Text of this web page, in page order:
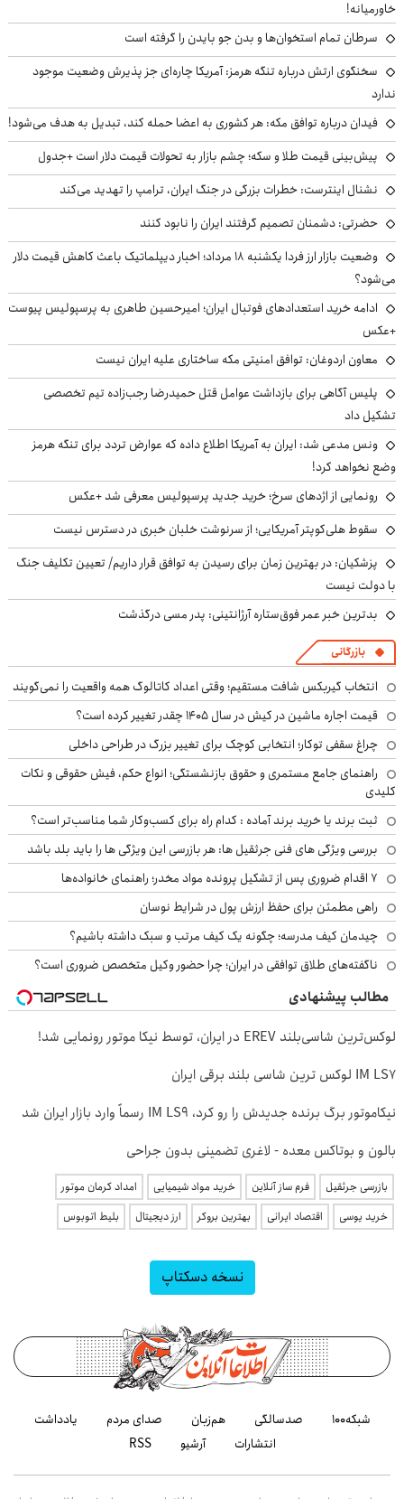
خاورمیانه!
سرطان تمام استخوان‌ها و بدن جو بایدن را گرفته است
سخنگوی ارتش درباره تنگه هرمز: آمریکا چاره‌ای جز پذیرش وضعیت موجود
ندارد
فیدان درباره توافق مکه: هر کشوری به اعضا حمله کند، تبدیل به هدف می‌شود!
پیش‌بینی قیمت طلا و سکه؛ چشم بازار به تحولات قیمت دلار است +جدول
نشنال اینترست: خطرات بزرگی در جنگ ایران، ترامپ را تهدید می‌کند
حضرتی: دشمنان تصمیم گرفتند ایران را نابود کنند
وضعیت بازار ارز فردا یکشنبه ۱۸ مرداد؛ اخبار دیپلماتیک باعث کاهش قیمت دلار
می‌شود؟
ادامه خرید استعدادهای فوتبال ایران؛ امیرحسین طاهری به پرسپولیس پیوست
+عکس
معاون اردوغان: توافق امنیتی مکه ساختاری علیه ایران نیست
پلیس آگاهی برای بازداشت عوامل قتل حمیدرضا رجب‌زاده تیم تخصصی
تشکیل داد
ونس مدعی شد: ایران به آمریکا اطلاع داده که عوارض تردد برای تنگه هرمز
وضع نخواهد کرد!
رونمایی از اژدهای سرخ؛ خرید جدید پرسپولیس معرفی شد +عکس
سقوط هلی‌کوپتر آمریکایی؛ از سرنوشت خلبان خبری در دسترس نیست
پزشکیان‌: در بهترین زمان برای رسیدن به توافق قرار داریم/ تعیین تکلیف جنگ
با دولت نیست
بدترین خبر عمر فوق‌ستاره آرژانتینی: پدر مسی درگذشت
بازرگانی
انتخاب گیربکس شافت مستقیم؛ وقتی اعداد کاتالوگ همه واقعیت را نمی‌گویند
قیمت اجاره ماشین در کیش در سال ۱۴۰۵ چقدر تغییر کرده است؟
چراغ سقفی توکار؛ انتخابی کوچک برای تغییر بزرگ در طراحی داخلی
راهنمای جامع مستمری و حقوق بازنشستگی؛ انواع حکم، فیش حقوقی و نکات
کلیدی
ثبت برند یا خرید برند آماده : کدام راه برای کسب‌وکار شما مناسب‌تر است؟
بررسی ویژگی های فنی جرثقیل ها: هر بازرسی این ویژگی ها را باید بلد باشد
۷ اقدام ضروری پس از تشکیل پرونده مواد مخدر؛ راهنمای خانواده‌ها
راهی مطمئن برای حفظ ارزش پول در شرایط نوسان
چیدمان کیف مدرسه؛ چگونه یک کیف مرتب و سبک داشته باشیم؟
ناگفته‌های طلاق توافقی در ایران؛ چرا حضور وکیل متخصص ضروری است؟
مطالب پیشنهادی
لوکس‌ترین شاسی‌بلند EREV در ایران، توسط نیکا موتور رونمایی شد!
IM LS7 لوکس ترین شاسی بلند برقی ایران
نیکاموتور برگ برنده جدیدش را رو کرد، IM LS9 رسماً وارد بازار ایران شد
بالون و بوتاکس معده - لاغری تضمینی بدون جراحی
بازرسی جرثقیل فرم ساز آنلاین خرید مواد شیمیایی
امداد کرمان موتور
خرید یوسی
اقتصاد ایرانی بهترین بروکر ارز دیجیتال بلیط اتوبوس
نسخه دسکتاپ
شبکه۱۰۰ صدسالگی هم‌زبان صدای مردم
یادداشت
انتشارات
آرشیو RSS